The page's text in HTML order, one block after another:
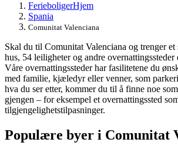
FerieboligerHjem
Spania
Comunitat Valenciana
Skal du til Comunitat Valenciana og trenger
hus, 54 leiligheter og andre
Våre overnattingssteder har fasilitetene du
med familie, kjæledyr eller venner, som
hva du ser etter, kommer du til å finne noe
gjengen – for eksempel et overnattingssted
tilgjengelighetstilpasninger.
Populære byer i Comunitat